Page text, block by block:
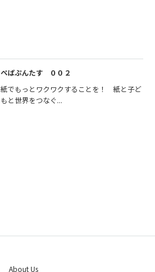
ぺぱぷんたす ００２
紙でもっとワクワクすることを！ 紙と子ど
もと世界をつなぐ...
About Us